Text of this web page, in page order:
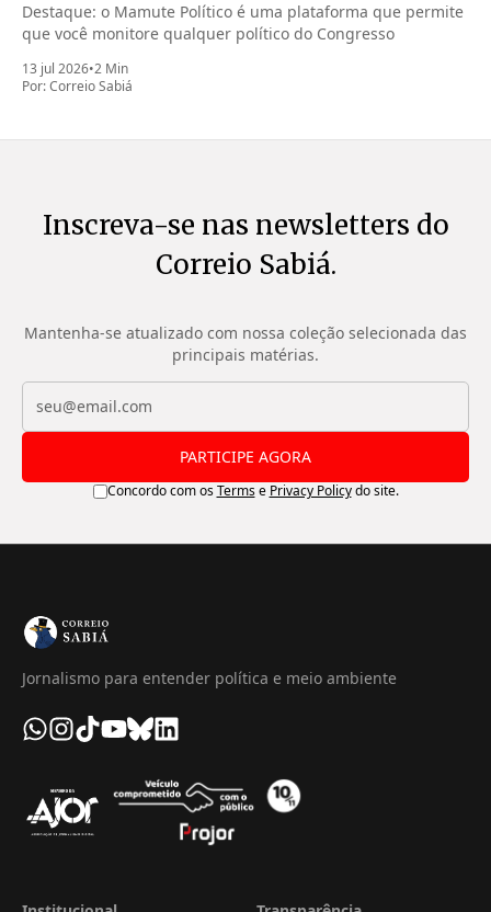
Destaque: o Mamute Político é uma plataforma que permite
que você monitore qualquer político do Congresso
13 jul 2026•2 Min
Por:Correio Sabiá
Inscreva-se nas newsletters do
Correio Sabiá.
Mantenha-se atualizado com nossa coleção selecionada das
principais matérias.
PARTICIPE AGORA
Concordo com osTermse Privacy Policydo site.
Jornalismo para entender política e meio ambiente